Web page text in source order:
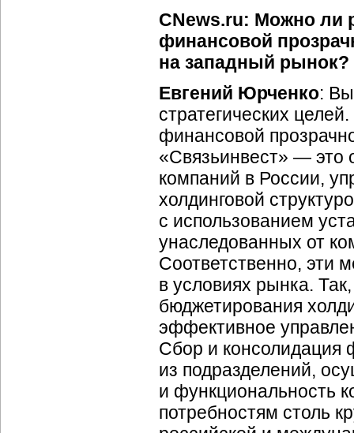
CNews.ru: Можно ли
финансовой
на западный рынок?
Евгений Юрченко:
стратегических
финансовой
«Связьинвест» — это
компаний в России,
холдинговой
с использованием
унаследованных от
Соответственно, эти
в условиях рынка.
бюджетирования
эффективное
Сбор и консолидация
из подразделений,
и функциональность
потребностям столь